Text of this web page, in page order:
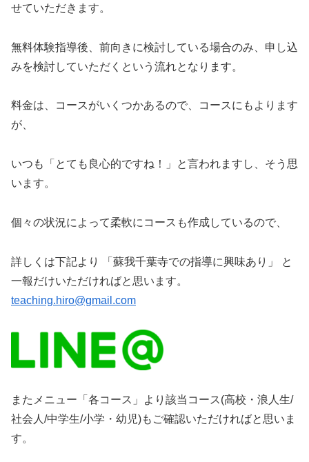
せていただきます。
無料体験指導後、前向きに検討している場合のみ、申し込
みを検討していただくという流れとなります。
料金は、コースがいくつかあるので、コースにもよります
が、
いつも「とても良心的ですね！」と言われますし、そう思
います。
個々の状況によって柔軟にコースも作成しているので、
詳しくは下記より 「蘇我千葉寺での指導に興味あり」 と
一報だけいただければと思います。
teaching.hiro@gmail.com
またメニュー「各コース」より該当コース(高校・浪人生/
社会人/中学生/小学・幼児)もご確認いただければと思いま
す。